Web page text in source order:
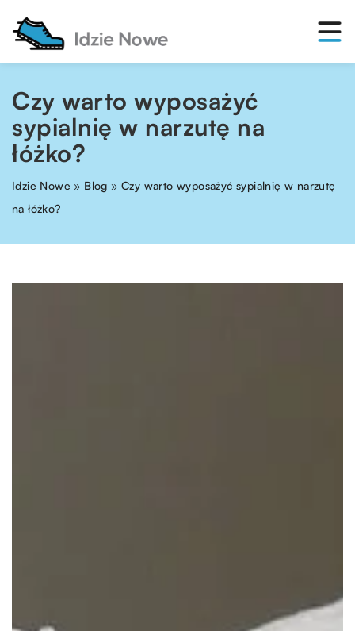
Czy warto wyposażyć
sypialnię w narzutę na
łóżko?
Idzie Nowe » Blog »Czy warto wyposażyć sypialnię w narzutę
na łóżko?